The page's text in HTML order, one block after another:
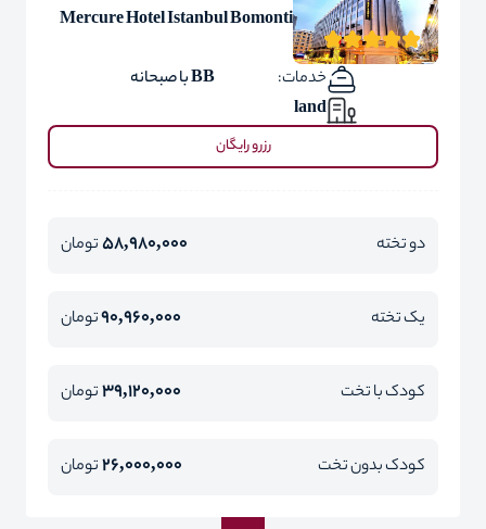
Mercure Hotel Istanbul Bomonti
خدمات:
BB با صبحانه
land
رزرو رایگان
دو تخته 58,980,000تومان
یک تخته 90,960,000تومان
کودک با تخت 39,120,000تومان
کودک بدون تخت 26,000,000تومان